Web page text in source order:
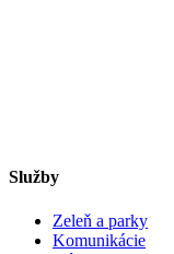
Služby
Zeleň a parky
Komunikácie